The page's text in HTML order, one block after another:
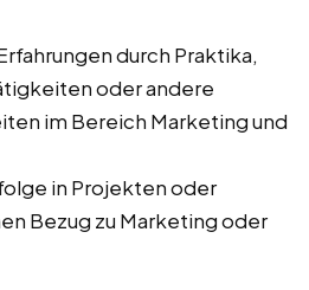
durch Praktika,
oder andere
im Bereich Marketing und
in Projekten oder
Bezug zu Marketing oder